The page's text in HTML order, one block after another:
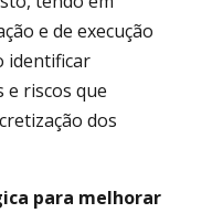
e de execução
identificar
riscos que
dos
para melhorar